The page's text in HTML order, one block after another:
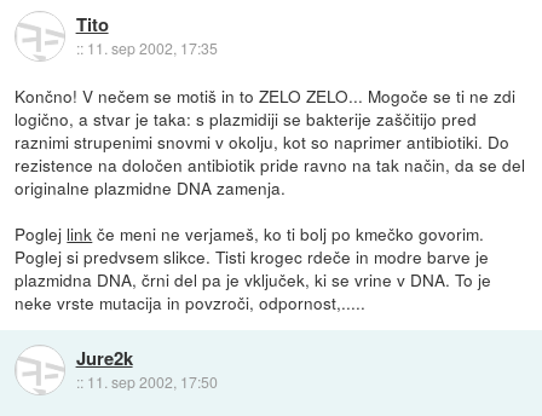
Tito
:: 11. sep 2002, 17:35
Končno! V nečem se motiš in to ZELO ZELO... Mogoče se ti ne zdi
logično, a stvar je taka: s plazmidiji se bakterije zaščitijo pred
raznimi strupenimi snovmi v okolju, kot so naprimer antibiotiki. Do
rezistence na določen antibiotik pride ravno na tak način, da se del
originalne plazmidne DNA zamenja.
Poglej link če meni ne verjameš, ko ti bolj po kmečko govorim.
Poglej si predvsem slikce. Tisti krogec rdeče in modre barve je
plazmidna DNA, črni del pa je vključek, ki se vrine v DNA. To je
neke vrste mutacija in povzroči, odpornost,.....
Jure2k
:: 11. sep 2002, 17:50